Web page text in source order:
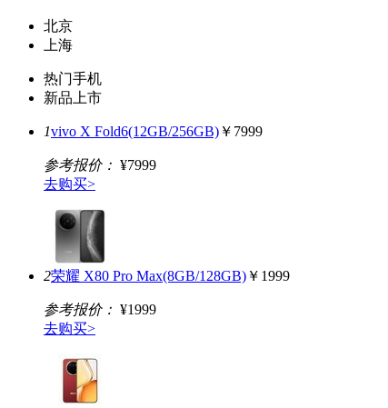
北京
上海
热门手机
新品上市
1vivo X Fold6(12GB/256GB) ￥7999
参考报价： ¥7999
去购买>
2荣耀 X80 Pro Max(8GB/128GB) ￥1999
参考报价： ¥1999
去购买>